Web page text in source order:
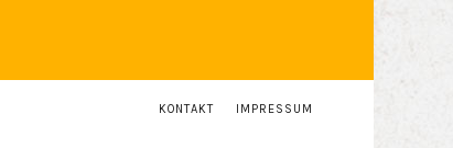
KONTAKT IMPRESSUM